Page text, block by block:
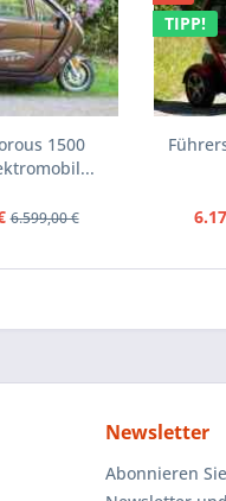
1500
6.599,00 €
TIPP!
Newsletter
Abonnieren